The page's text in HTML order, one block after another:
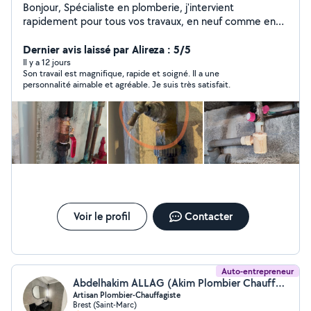
Bonjour, Spécialiste en plomberie, j'intervient
rapidement pour tous vos travaux, en neuf comme en
expertise au service des particuliers et des
professionnels. Les services proposés: Dépannage
plomberie (fuite d'eau, canalisation bouchée)
Installation sanitaire (lavabo, douche, WC, chauffe-eau)
Rénovation de salle de bain Entretien et remplacement
de chauffe-eau Détection et réparation de fuites
Installation de systèmes de chauffage. Je suis
disponible aussi pour monter des meubles ou des
travaux de jardinage A bientôt.
Dernier avis laissé par Alireza : 5/5
Il y a 12 jours
Son travail est magnifique, rapide et soigné. Il a une
personnalité aimable et agréable. Je suis très satisfait.
Voir le profil Contacter
Auto-entrepreneur
Abdelhakim ALLAG (Akim Plombier Chauffage)
Artisan Plombier-Chauffagiste
Brest (Saint-Marc)